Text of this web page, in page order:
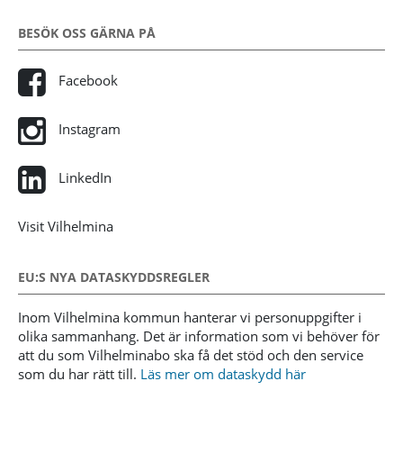
BESÖK OSS GÄRNA PÅ
Facebook
Instagram
LinkedIn
Visit Vilhelmina
EU:S NYA DATASKYDDSREGLER
Inom Vilhelmina kommun hanterar vi personuppgifter i
olika sammanhang. Det är information som vi behöver för
att du som Vilhelminabo ska få det stöd och den service
som du har rätt till. Läs mer om dataskydd här